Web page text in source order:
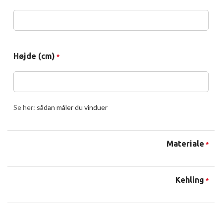
Højde (cm) *
Se her: sådan måler du vinduer
Materiale *
Kehling *